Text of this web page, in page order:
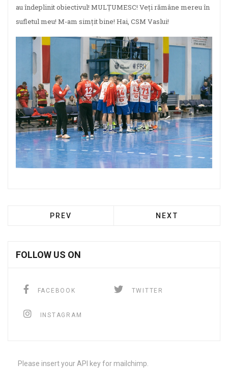
au îndeplinit obiectivul! MULȚUMESC! Veți rămâne mereu în
sufletul meu! M-am simțit bine! Hai, CSM Vaslui!
PREV NEXT
FOLLOW US ON
FACEBOOK TWITTER
INSTAGRAM
Please insert your API key for mailchimp.